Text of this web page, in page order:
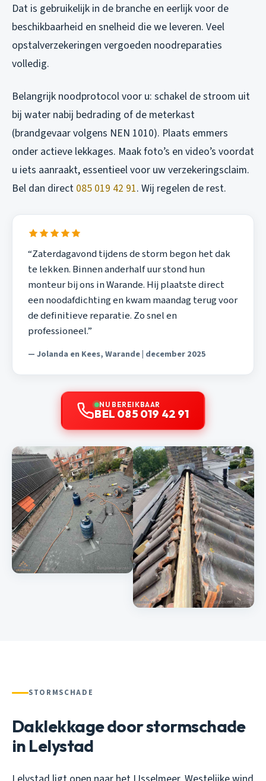
Dat is gebruikelijk in de branche en eerlijk voor de
beschikbaarheid en snelheid die we leveren. Veel
opstalverzekeringen vergoeden noodreparaties
volledig.
Belangrijk noodprotocol voor u: schakel de stroom uit
bij water nabij bedrading of de meterkast
(brandgevaar volgens NEN 1010). Plaats emmers
onder actieve lekkages. Maak foto’s en video’s voordat
u iets aanraakt, essentieel voor uw verzekeringsclaim.
Bel dan direct 085 019 42 91. Wij regelen de rest.
“Zaterdagavond tijdens de storm begon het dak
te lekken. Binnen anderhalf uur stond hun
monteur bij ons in Warande. Hij plaatste direct
een noodafdichting en kwam maandag terug voor
de definitieve reparatie. Zo snel en
professioneel.”
— Jolanda en Kees, Warande | december 2025
NU BEREIKBAAR
BEL 085 019 42 91
STORMSCHADE
Daklekkage door stormschade
in Lelystad